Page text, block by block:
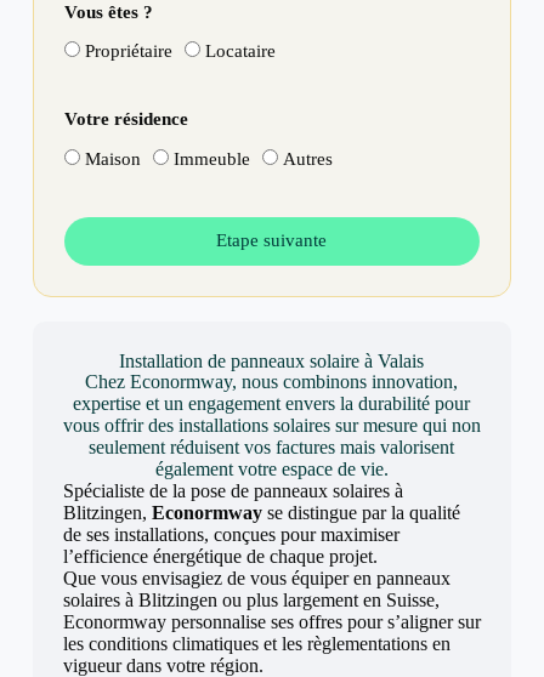
Vous êtes ?
Propriétaire Locataire
Votre résidence
Maison Immeuble Autres
Etape suivante
Installation de panneaux solaire à Valais
Chez Econormway, nous combinons innovation,
expertise et un engagement envers la durabilité pour
vous offrir des installations solaires sur mesure qui non
seulement réduisent vos factures mais valorisent
également votre espace de vie.
Spécialiste de la pose de panneaux solaires à
Blitzingen, Econormwayse distingue par la qualité
de ses installations, conçues pour maximiser
l’efficience énergétique de chaque projet.
Que vous envisagiez de vous équiper en panneaux
solaires à Blitzingen ou plus largement en Suisse,
Econormway personnalise ses offres pour s’aligner sur
les conditions climatiques et les règlementations en
vigueur dans votre région.